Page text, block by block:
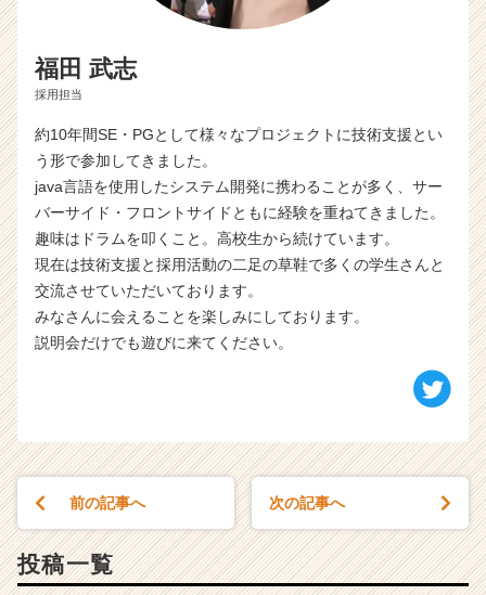
福田 武志
採用担当
約10年間SE・PGとして様々なプロジェクトに技術支援とい
う形で参加してきました。
java言語を使用したシステム開発に携わることが多く、サー
バーサイド・フロントサイドともに経験を重ねてきました。
趣味はドラムを叩くこと。高校生から続けています。
現在は技術支援と採用活動の二足の草鞋で多くの学生さんと
交流させていただいております。
みなさんに会えることを楽しみにしております。
説明会だけでも遊びに来てください。
前の記事へ 次の記事へ
投稿一覧